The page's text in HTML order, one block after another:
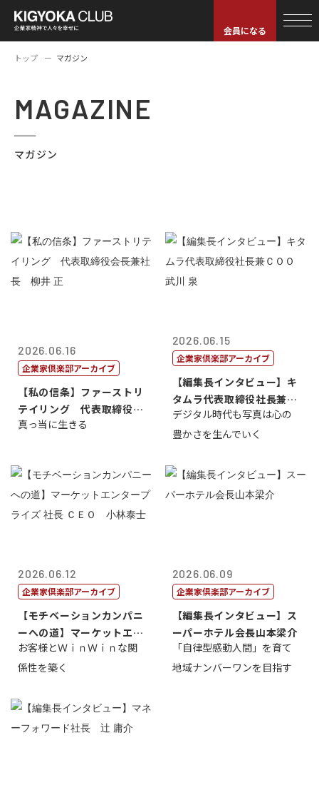
会員になる
トップ マガジン
MAGAZINE
マガジン
2026.06.16
企業家倶楽部アーカイブ
【私の信条】ファーストリ
テイリング 代表取締役会
長兼社長 柳...
真っ当に生きる
2026.06.15
企業家倶楽部アーカイブ
【編集長インタビュー】キ
タムラ代表取締役社長兼Ｃ
ＯＯ 武川 ...
デジタル時代も写真は心の
豊かさを生んでいく
2026.06.12
企業家倶楽部アーカイブ
【モチベーションカンパニ
ーへの道】マーケットエン
タープライズ...
お客様とＷｉｎＷｉｎな関
係性を築く
2026.06.09
企業家倶楽部アーカイブ
【編集長インタビュー】ス
ーパーホテル会長山本梁介
「自律型感動人間」を育て
地域ナンバーワンを目指す